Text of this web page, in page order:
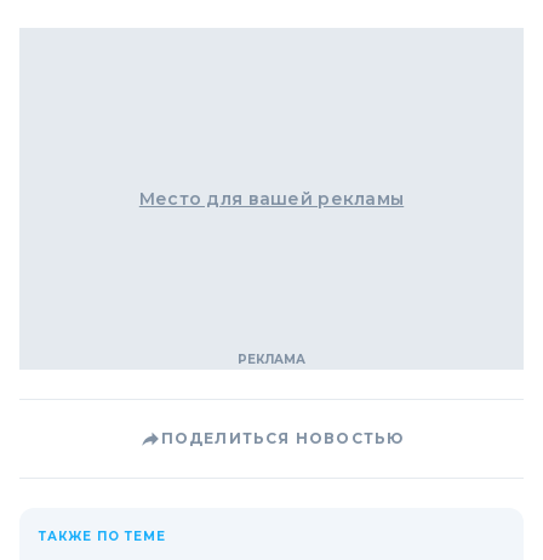
Место для вашей рекламы
ПОДЕЛИТЬСЯ НОВОСТЬЮ
ТАКЖЕ ПО ТЕМЕ